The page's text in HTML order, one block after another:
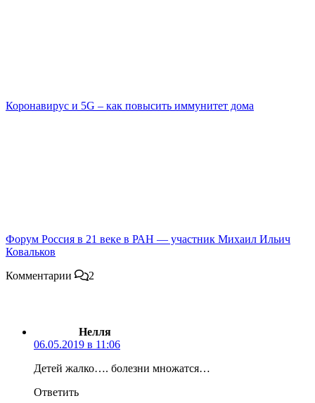
Коронавирус и 5G – как повысить иммунитет дома
Форум Россия в 21 веке в РАН — участник Михаил Ильич
Ковальков
Комментарии
2
Нелля
06.05.2019 в 11:06
Детей жалко…. болезни множатся…
Ответить